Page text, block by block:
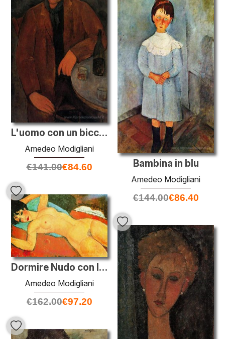
L'uomo con un bicchiere di vino
Amedeo Modigliani
€141.00€84.60 Bambina in blu
Amedeo Modigliani
€144.00€86.40
Dormire Nudo con le braccia aperte (Red Nudità)
Amedeo Modigliani
€162.00€97.20